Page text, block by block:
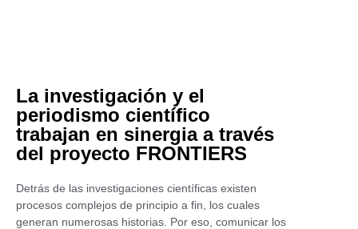
La investigación y el
periodismo científico
trabajan en sinergia a través
del proyecto FRONTIERS
Detrás de las investigaciones científicas existen
procesos complejos de principio a fin, los cuales
generan numerosas historias. Por eso, comunicar los